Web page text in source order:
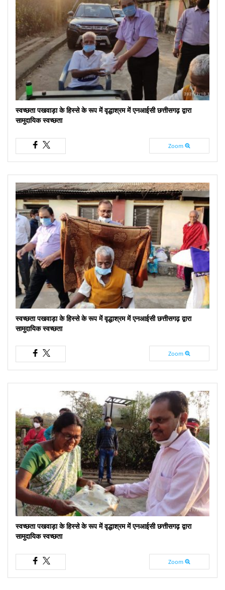
स्वच्छता पखवाड़ा के हिस्से के रूप में वृद्धाश्रम में एनआईसी छत्तीसगढ़ द्वारा
सामुदायिक स्वच्छता
Zoom
स्वच्छता पखवाड़ा के हिस्से के रूप में वृद्धाश्रम में एनआईसी छत्तीसगढ़ द्वारा
सामुदायिक स्वच्छता
Zoom
स्वच्छता पखवाड़ा के हिस्से के रूप में वृद्धाश्रम में एनआईसी छत्तीसगढ़ द्वारा
सामुदायिक स्वच्छता
Zoom